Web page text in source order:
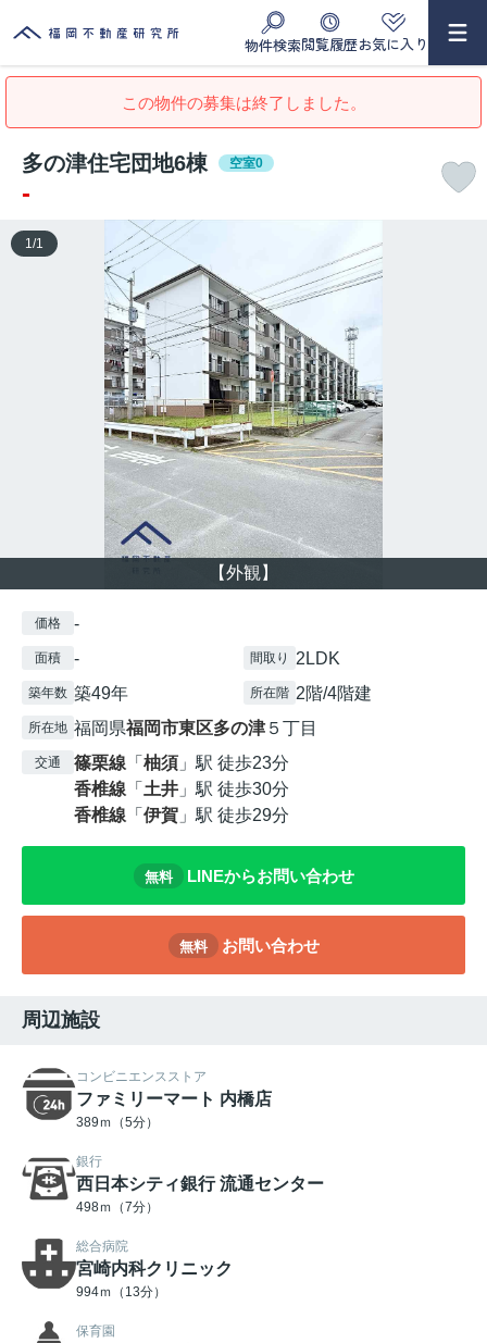
物件検索閲覧履歴お気に入り
この物件の募集は終了しました。
多の津住宅団地6棟 空室0
-
【外観】
1 /1
価格 -
面積 - 間取り 2LDK
築年数 築49年 所在階 2階/4階建
所在地 福岡県福岡市東区多の津 ５丁目
交通 篠栗線 「 柚須 」駅 徒歩23分
香椎線 「 土井 」駅 徒歩30分
香椎線 「 伊賀 」駅 徒歩29分
無料 LINEからお問い合わせ
無料 お問い合わせ
周辺施設
コンビニエンスストア
ファミリーマート 内橋店
389ｍ（5分）
銀行
西日本シティ銀行 流通センター
498ｍ（7分）
総合病院
宮崎内科クリニック
994ｍ（13分）
保育園